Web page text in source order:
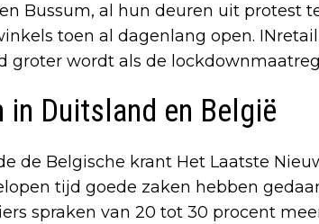
Bussum, al hun deuren uit protest
toen al dagenlang open.
groter wordt als de
in Duitsland en België
de Belgische krant Het Laatste
tijd goede zaken hebben
spraken van 20 tot 30 procent